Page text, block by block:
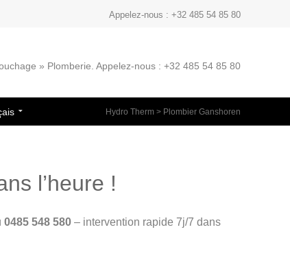
Appelez-nous : +32 485 54 85 80
» Plomberie. Appelez-nous : +32 485 54 85 80
Hydro Therm > Plombier Ganshoren
l’heure !
0485 548 580 – intervention rapide 7j/7 dans